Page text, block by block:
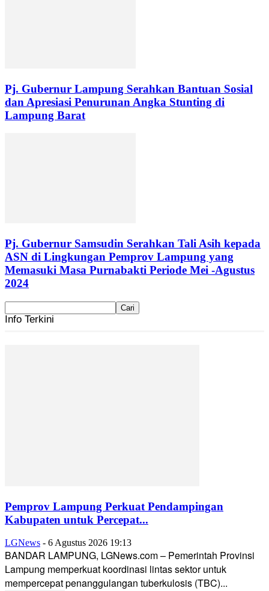
Pj. Gubernur Lampung Serahkan Bantuan Sosial
dan Apresiasi Penurunan Angka Stunting di
Lampung Barat
Pj. Gubernur Samsudin Serahkan Tali Asih kepada
ASN di Lingkungan Pemprov Lampung yang
Memasuki Masa Purnabakti Periode Mei -Agustus
2024
Info Terkini
Pemprov Lampung Perkuat Pendampingan
Kabupaten untuk Percepat...
LGNews - 6 Agustus 2026 19:13
BANDAR LAMPUNG, LGNews.com – Pemerintah Provinsi
Lampung memperkuat koordinasi lintas sektor untuk
mempercepat penanggulangan tuberkulosis (TBC)...